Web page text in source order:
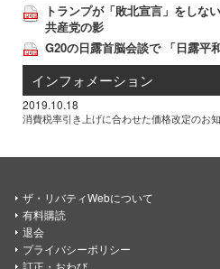
トランプが「敗北宣言」をしな
共産党の影
G20の日露首脳会談で 「日露平
インフォメーション
2019.10.18
消費税率引き上げに合わせた価格改定のお
ザ・リバティWebについて
有料購読
退会
プライバシーポリシー
訂正・おわび